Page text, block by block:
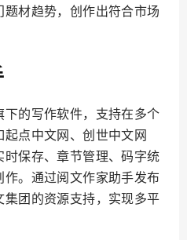
材趋势，创作出符合市场
的写作软件，支持在多个
点中文网、创世中文网
保存、章节管理、码字统
。通过阅文作家助手发布
团的资源支持，实现多平